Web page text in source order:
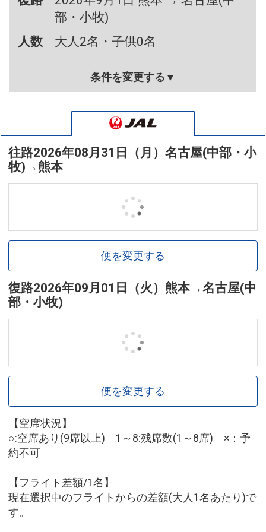
部・小牧)
人数
大人2名・子供0名
条件を変更する▼
往路2026年08月31日（月） 名古屋(中部・小
牧) → 熊本
便を変更する
復路2026年09月01日（火） 熊本→名古屋(中
部・小牧)
便を変更する
【空席状況】
○:空席あり(9席以上) 1～8:残席数(1～8席) ×：予
約不可
【フライト差額/1名】
現在選択中のフライトからの差額(大人1名あたり)で
す。